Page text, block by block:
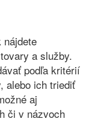
nájdete
a služby.
podľa kritérií
alebo ich triediť
aj
či v názvoch